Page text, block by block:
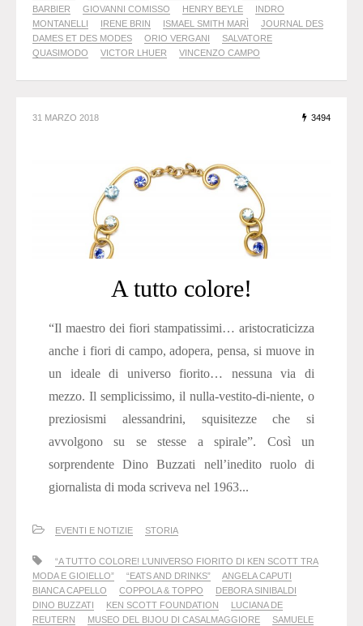
BARBIER
GIOVANNI COMISSO HENRY BEYLE
INDRO
MONTANELLI
IRENE BRIN ISMAEL SMITH MARÌ
JOURNAL DES
DAMES ET DES MODES
ORIO VERGANI
SALVATORE
QUASIMODO
VICTOR LHUER VINCENZO CAMPO
31 MARZO 2018 3494
A tutto colore!
“Il maestro dei fiori stampatissimi… aristocraticizza
anche i fiori di campo, adopera, pensa, si muove in
un ideale di universo fiorito… nessuna via di
mezzo. Il semplicissimo, il nulla-vestito-di-niente, o
preziosismi alessandrini, squisitezze che si
avvolgono su se stesse a spirale”. Così un
sorprendente Dino Buzzati nell’inedito ruolo di
giornalista di moda scriveva nel 1963...
EVENTI E NOTIZIE STORIA
“A TUTTO COLORE! L’UNIVERSO FIORITO DI KEN SCOTT TRA
MODA E GIOIELLO”
“EATS AND DRINKS”
ANGELA CAPUTI
BIANCA CAPELLO
COPPOLA & TOPPO
DEBORA SINIBALDI
DINO BUZZATI
KEN SCOTT FOUNDATION
LUCIANA DE
REUTERN
MUSEO DEL BIJOU DI CASALMAGGIORE
SAMUELE